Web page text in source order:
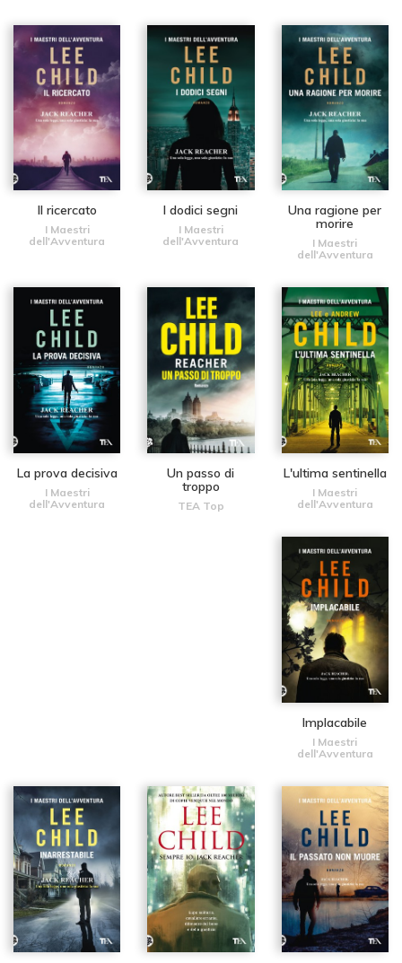
Il ricercato
I Maestri
dell'Avventura
I dodici segni
I Maestri
dell'Avventura
Una ragione per
morire
I Maestri
dell'Avventura
La prova decisiva
I Maestri
dell'Avventura
Un passo di
troppo
TEA Top
L'ultima sentinella
I Maestri
dell'Avventura
Implacabile
I Maestri
dell'Avventura